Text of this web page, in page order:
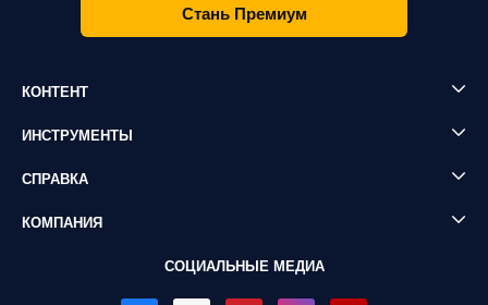
Стань Премиум
КОНТЕНТ
ИНСТРУМЕНТЫ
СПРАВКА
КОМПАНИЯ
СОЦИАЛЬНЫЕ МЕДИА